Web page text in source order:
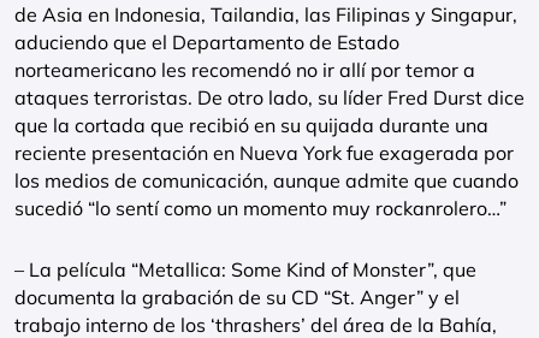
de Asia en Indonesia, Tailandia, las Filipinas y Singapur,
aduciendo que el Departamento de Estado
norteamericano les recomendó no ir allí por temor a
ataques terroristas. De otro lado, su líder Fred Durst dice
que la cortada que recibió en su quijada durante una
reciente presentación en Nueva York fue exagerada por
los medios de comunicación, aunque admite que cuando
sucedió “lo sentí como un momento muy rockanrolero…”
– La película “Metallica: Some Kind of Monster”, que
documenta la grabación de su CD “St. Anger” y el
trabajo interno de los ‘thrashers’ del área de la Bahía,